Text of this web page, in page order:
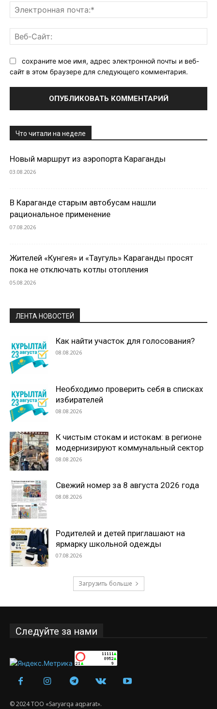
сохраните мое имя, адрес электронной почты и веб-
сайт в этом браузере для следующего комментария.
Что читали на неделе
Новый маршрут из аэропорта Караганды
03.08.2026
В Караганде старым автобусам нашли
рациональное применение
07.08.2026
Жителей «Кунгея» и «Таугуль» Караганды просят
пока не отключать котлы отопления
05.08.2026
ЛЕНТА НОВОСТЕЙ
Как найти участок для голосования?
08.08.2026
Необходимо проверить себя в списках
избирателей
08.08.2026
К чистым стокам и истокам: в регионе
модернизируют коммунальный сектор
08.08.2026
Свежий номер за 8 августа 2026 года
08.08.2026
Родителей и детей приглашают на
ярмарку школьной одежды
07.08.2026
Загрузить больше
Следуйте за нами
© 2024 ТОО «Saryarqa aqparat».